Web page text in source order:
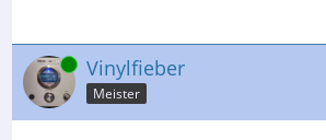
Online Vinylfieber
Meister